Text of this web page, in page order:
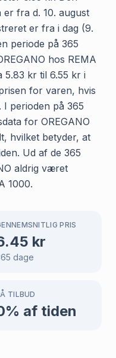
fra d. 10. august
er fra i dag (9.
periode på 365
hos REMA
kr til 6.55 kr i
for varen, hvis
perioden på 365
for OREGANO
hvilket betyder, at
Ud af de 365
aldrig været
1000.
PRIS
kr
dage
TILBUD
% af tiden